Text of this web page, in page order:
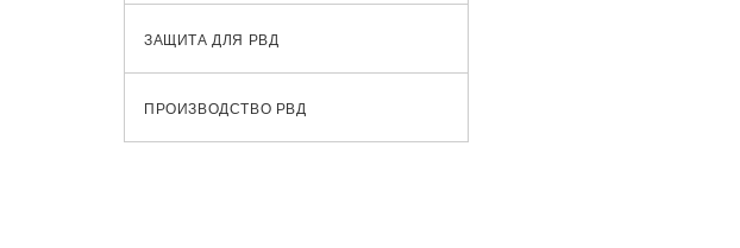
ЗАЩИТА ДЛЯ РВД
ПРОИЗВОДСТВО РВД